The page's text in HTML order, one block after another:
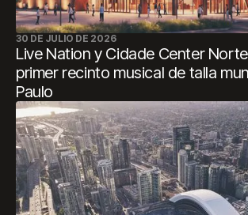
30 DE JULIO DE 2026
Live Nation y Cidade Center
primer recinto musical de talla
Paulo